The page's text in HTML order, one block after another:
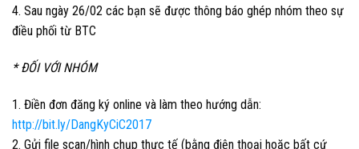
4. Sau ngày 26/02 các bạn sẽ được thông báo ghép nhóm theo sự
điều phối từ BTC
* ĐỐI VỚI NHÓM
1. Điền đơn đăng ký online và làm theo hướng dẫn:
http://bit.ly/DangKyCiC2017
2. Gửi file scan/hình chụp thực tế (bằng điện thoại hoặc bất cứ